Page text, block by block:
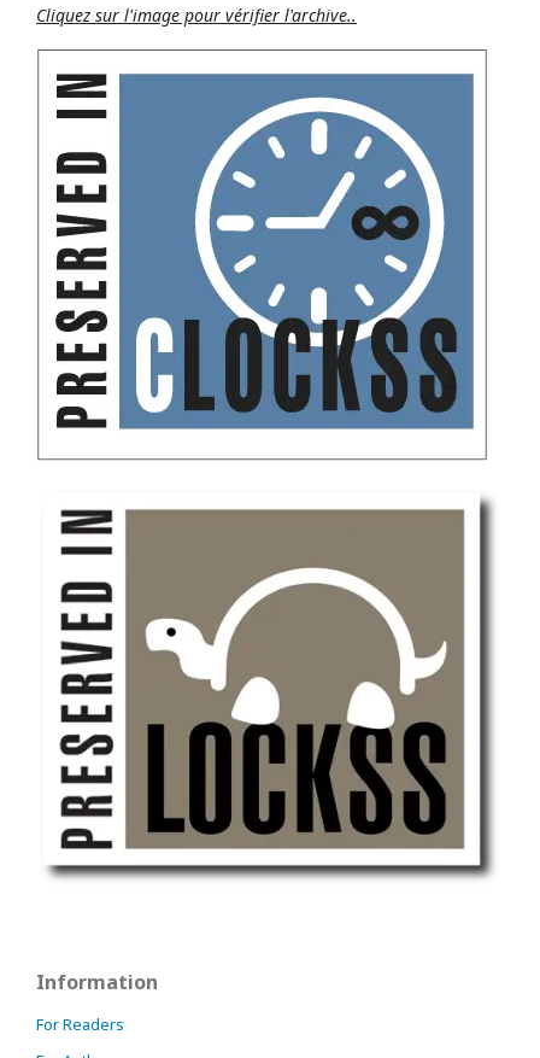
Cliquez sur l'image pour vérifier l'archive..
Information
For Readers